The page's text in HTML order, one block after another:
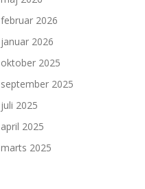
februar 2026
januar 2026
oktober 2025
september 2025
juli 2025
april 2025
marts 2025